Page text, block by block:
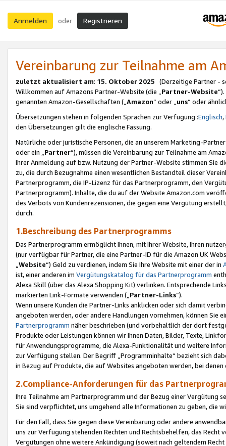
Anmelden oder Registrieren
Vereinbarung zur Teilnahme am
zuletzt aktualisiert am: 15. Oktober 2025 (Derzeitige Partner -
Willkommen auf Amazons Partner-Website (die „Partner-Website
genannten Amazon-Gesellschaften („Amazon“ oder „uns“ oder
Übersetzungen stehen in folgenden Sprachen zur Verfügung :Englisch,
den Übersetzungen gilt die englische Fassung.
Natürliche oder juristische Personen, die an unserem Marketing-
oder ein „Partner“), müssen die Vereinbarung zur Teilnahme am
Ihrer Anmeldung auf bzw. Nutzung der Partner-Website stimmen Sie
zu, die durch Bezugnahme einen wesentlichen Bestandteil dieser
Partnerprogramm, die IP-Lizenz für das Partnerprogramm, den
Partnerprogramm). Inhalte, die du auf der Website Amazon.com
des Verbots von Kundenrezensionen, die gegen eine Vergütung
durch.
1.Beschreibung des Partnerprogramms
Das Partnerprogramm ermöglicht Ihnen, mit Ihrer Website, Ihren
(nur verfügbar für Partner, die eine Partner-ID für die Amazon UK
Website“) Geld zu verdienen, indem Sie Ihre Website mit einer der in
ist, einer anderen im Vergütungskatalog für das Partnerprogramm
Alexa Skill (über das Alexa Shopping Kit) verlinken. Entsprechende
markierten Link-Formate verwenden („ Partner-Links“).
Wenn unsere Kunden die Partner-Links anklicken oder sich damit
angeboten werden, oder andere Handlungen vornehmen, können Sie
Partnerprogramm näher beschrieben (und vorbehaltlich der dort
Produkte oder Leistungen können wir Ihnen Daten, Bilder, Texte,
für Anwendungsprogramme, die Alexa-Funktionalität und weitere
zur Verfügung stellen. Der Begriff „Programminhalte“ bezieht sich
in Bezug auf Produkte, die auf Websites angeboten werden, bei
2.Compliance-Anforderungen für das
Ihre Teilnahme am Partnerprogramm und der Bezug einer Vergütung
Sie sind verpflichtet, uns umgehend alle Informationen zu geben, die
Für den Fall, dass Sie gegen diese Vereinbarung oder andere
uns zur Verfügung stehenden Rechten und Rechtsbehelfen, das
Vergütungen ohne weitere Ankündigung (soweit nach geltendem